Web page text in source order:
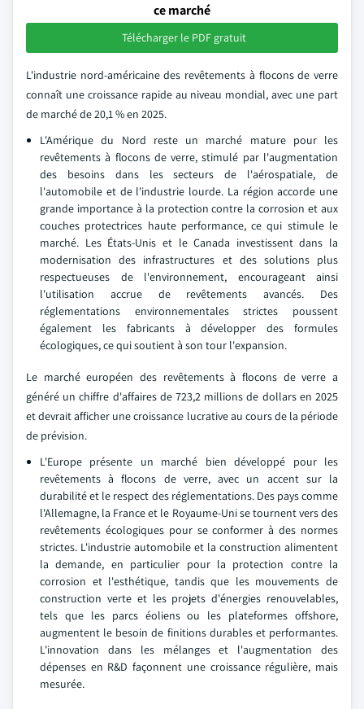
ce marché
Télécharger le PDF gratuit
L'industrie nord-américaine des revêtements à flocons de verre
connaît une croissance rapide au niveau mondial, avec une part
de marché de 20,1 % en 2025.
L'Amérique du Nord reste un marché mature pour les
revêtements à flocons de verre, stimulé par l'augmentation
des besoins dans les secteurs de l'aérospatiale, de
l'automobile et de l'industrie lourde. La région accorde une
grande importance à la protection contre la corrosion et aux
couches protectrices haute performance, ce qui stimule le
marché. Les États-Unis et le Canada investissent dans la
modernisation des infrastructures et des solutions plus
respectueuses de l'environnement, encourageant ainsi
l'utilisation accrue de revêtements avancés. Des
réglementations environnementales strictes poussent
également les fabricants à développer des formules
écologiques, ce qui soutient à son tour l'expansion.
Le marché européen des revêtements à flocons de verre a
généré un chiffre d'affaires de 723,2 millions de dollars en 2025
et devrait afficher une croissance lucrative au cours de la période
de prévision.
L'Europe présente un marché bien développé pour les
revêtements à flocons de verre, avec un accent sur la
durabilité et le respect des réglementations. Des pays comme
l'Allemagne, la France et le Royaume-Uni se tournent vers des
revêtements écologiques pour se conformer à des normes
strictes. L'industrie automobile et la construction alimentent
la demande, en particulier pour la protection contre la
corrosion et l'esthétique, tandis que les mouvements de
construction verte et les projets d'énergies renouvelables,
tels que les parcs éoliens ou les plateformes offshore,
augmentent le besoin de finitions durables et performantes.
L'innovation dans les mélanges et l'augmentation des
dépenses en R&D façonnent une croissance régulière, mais
mesurée.